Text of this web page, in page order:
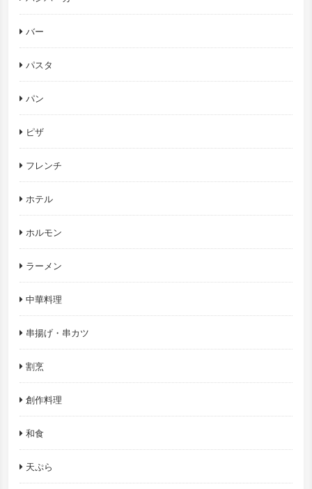
バー
パスタ
パン
ピザ
フレンチ
ホテル
ホルモン
ラーメン
中華料理
串揚げ・串カツ
割烹
創作料理
和食
天ぷら